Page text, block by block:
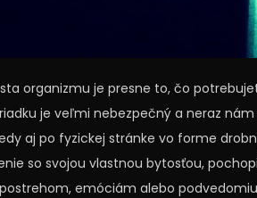
organizmu je presne to, čo
je veľmi nebezpečný a neraz
aj po fyzickej stránke vo forme
so svojou vlastnou bytosťou,
emóciám alebo